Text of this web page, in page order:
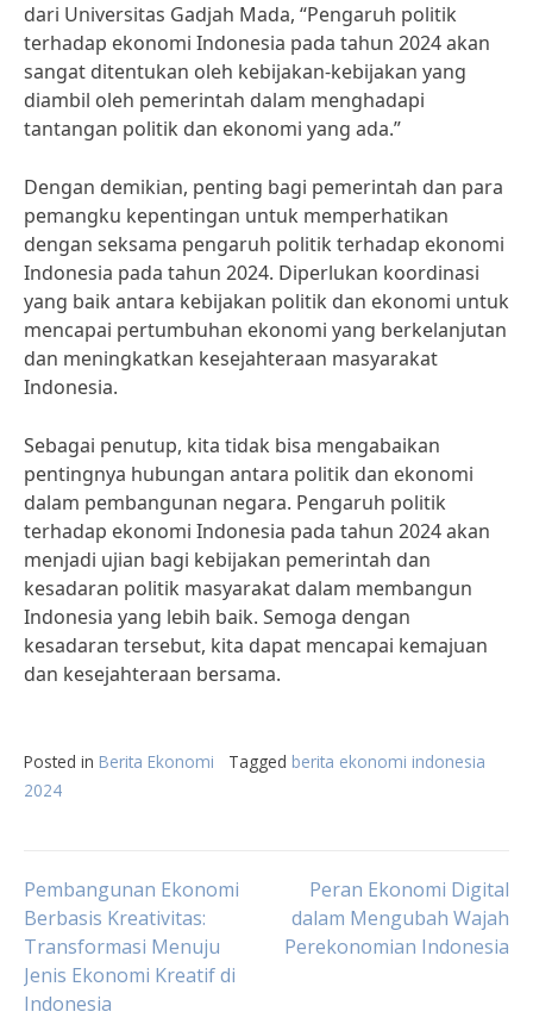
dari Universitas Gadjah Mada, “Pengaruh politik
terhadap ekonomi Indonesia pada tahun 2024 akan
sangat ditentukan oleh kebijakan-kebijakan yang
diambil oleh pemerintah dalam menghadapi
tantangan politik dan ekonomi yang ada.”
Dengan demikian, penting bagi pemerintah dan para
pemangku kepentingan untuk memperhatikan
dengan seksama pengaruh politik terhadap ekonomi
Indonesia pada tahun 2024. Diperlukan koordinasi
yang baik antara kebijakan politik dan ekonomi untuk
mencapai pertumbuhan ekonomi yang berkelanjutan
dan meningkatkan kesejahteraan masyarakat
Indonesia.
Sebagai penutup, kita tidak bisa mengabaikan
pentingnya hubungan antara politik dan ekonomi
dalam pembangunan negara. Pengaruh politik
terhadap ekonomi Indonesia pada tahun 2024 akan
menjadi ujian bagi kebijakan pemerintah dan
kesadaran politik masyarakat dalam membangun
Indonesia yang lebih baik. Semoga dengan
kesadaran tersebut, kita dapat mencapai kemajuan
dan kesejahteraan bersama.
Posted in Berita Ekonomi Tagged berita ekonomi indonesia
2024
Post
navigation
Pembangunan Ekonomi
Berbasis Kreativitas:
Transformasi Menuju
Jenis Ekonomi Kreatif di
Indonesia
Peran Ekonomi Digital
dalam Mengubah Wajah
Perekonomian Indonesia